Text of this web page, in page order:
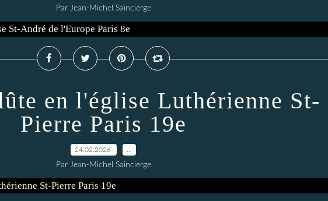
Par Jean-Michel Saincierge
en l'église Luthérienne St-
Pierre Paris 19e
24.02.2026
Par Jean-Michel Saincierge